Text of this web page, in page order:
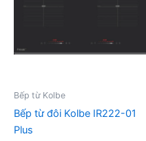
Bếp từ Kolbe
Bếp từ đôi Kolbe IR222-01
Plus